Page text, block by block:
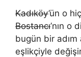
Kadıköy’ün o
Bostancı’nın o
bugün bir adım
eşlikçiyle